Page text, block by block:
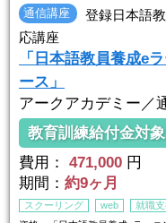
直前対策講座に組み合わせ
●区分別対策講座（区分 ...
通信講座
登録日本語
応講座
「日本語教員養成e
ース」
アークアカデミー／
教育訓練給付金対象
費用：
471,000 円
期間： 約9ヶ月
スクーリング web
就職支